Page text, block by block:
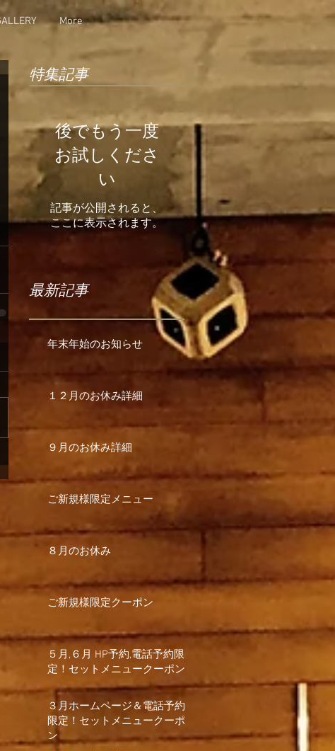
More
特集記事
後でもう一度
お試しくださ
い
記事が公開されると、
ここに表示されます。
最新記事
年末年始のお知らせ
１２月のお休み詳細
９月のお休み詳細
ご新規様限定メニュー
８月のお休み
ご新規様限定クーポン
５月,６月 HP予約,電話予約限
定！セットメニュークーポン
３月ホームページ＆電話予約
限定！セットメニュークーポ
ン